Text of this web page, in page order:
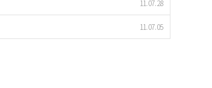
11.07.28
11.07.05